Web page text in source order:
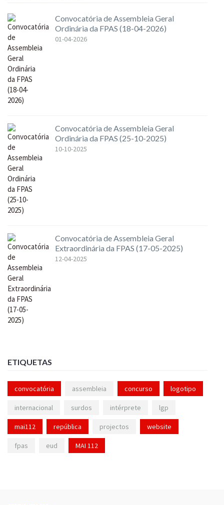
Convocatória de Assembleia Geral
Ordinária da FPAS (18-04-2026)
01-04-2026
Convocatória de Assembleia Geral
Ordinária da FPAS (25-10-2025)
10-10-2025
Convocatória de Assembleia Geral
Extraordinária da FPAS (17-05-2025)
12-04-2025
ETIQUETAS
convocatória assembleia concurso logotipo
internacional surdos intérprete lgp
mai112 república projectos website
fpas eud MAI 112